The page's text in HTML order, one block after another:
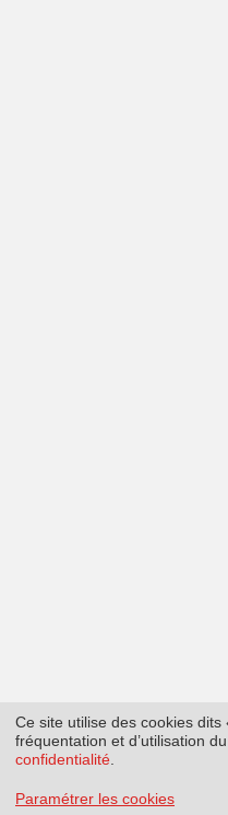
Ce site utilise des cookies
fréquentation et d’utilisation
confidentialité
Paramétrer les cookies